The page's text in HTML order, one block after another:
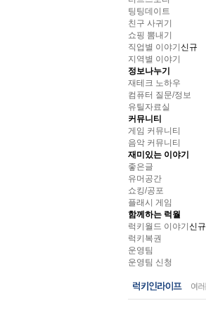
팅팅데이트
친구 사귀기
쇼핑 뽐내기
직업별 이야기 신규
지역별 이야기
정보나누기
재테크 노하우
컴퓨터 질문/정보
유틸자료실
커뮤니티
게임 커뮤니티
음악 커뮤니티
재미있는 이야기
좋은글
유머공간
쇼킹/공포
플래시 게임
함께하는 럭월
럭키월드 이야기 신규
럭키복권
운영팀
운영팀 신청